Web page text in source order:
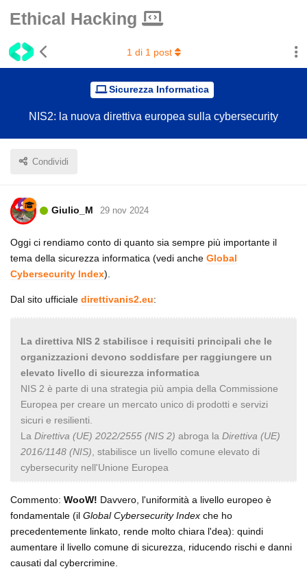
Ethical Hacking
Sicurezza Informatica
NIS2: la nuova direttiva europea sulla cybersecurity
Condividi
1 di 1 post
Giulio_M 29 nov 2024
Oggi ci rendiamo conto di quanto sia sempre più importante il
tema della sicurezza informatica (vedi anche Global
Cybersecurity Index).
Dal sito ufficiale direttivanis2.eu:
La direttiva NIS 2 stabilisce i requisiti principali che le
organizzazioni devono soddisfare per raggiungere un
elevato livello di sicurezza informatica
NIS 2 è parte di una strategia più ampia della Commissione
Europea per creare un mercato unico di prodotti e servizi
sicuri e resilienti.
La Direttiva (UE) 2022/2555 (NIS 2) abroga la Direttiva (UE)
2016/1148 (NIS) , stabilisce un livello comune elevato di
cybersecurity nell'Unione Europea
Commento: WooW! Davvero, l'uniformità a livello europeo è
fondamentale (il Global Cybersecurity Index che ho
precedentemente linkato, rende molto chiara l'dea): quindi
aumentare il livello comune di sicurezza, riducendo rischi e danni
causati dal cybercrimine.